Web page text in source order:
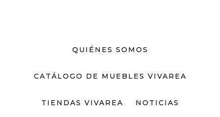
QUIÉNES SOMOS
CATÁLOGO DE MUEBLES VIVAREA
TIENDAS VIVAREA NOTICIAS